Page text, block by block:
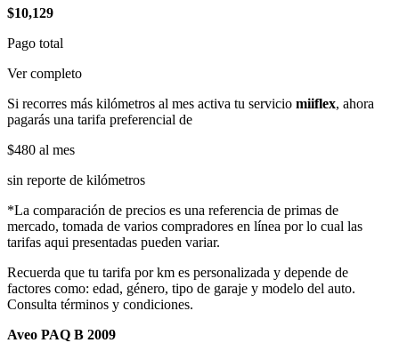
$10,129
Pago total
Ver completo
Si recorres más kilómetros al mes activa tu servicio miiflex, ahora
pagarás una tarifa preferencial de
$480 al mes
sin reporte de kilómetros
*La comparación de precios es una referencia de primas de
mercado, tomada de varios compradores en línea por lo cual las
tarifas aqui presentadas pueden variar.
Recuerda que tu tarifa por km es personalizada y depende de
factores como: edad, género, tipo de garaje y modelo del auto.
Consulta términos y condiciones.
Aveo PAQ B 2009